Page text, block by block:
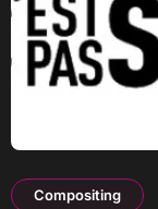
Compositing